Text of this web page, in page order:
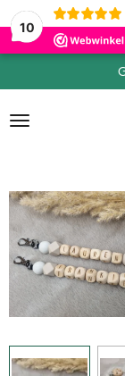
10